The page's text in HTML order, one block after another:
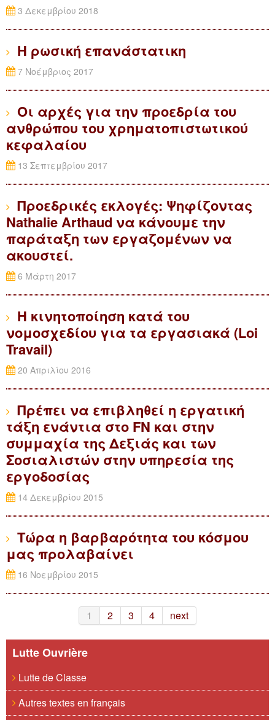
3 Δεκεμβρίου 2018
Η ρωσική επανάστατικη
7 Νοέμβριος 2017
Οι αρχές για την προεδρία του
ανθρώπου του χρηματοπιστωτικού
κεφαλαίου
13 Σεπτεμβρίου 2017
Προεδρικές εκλογές: Ψηφίζοντας
Nathalie Arthaud να κάνουμε την
παράταξη των εργαζoμένων να
ακουστεί.
6 Μάρτη 2017
Η κινητοποίηση κατά του
νομοσχεδίου για τα εργασιακά (Loi
Travail)
20 Απριλίου 2016
Πρέπει να επιβληθεί η εργατική
τάξη ενάντια στο FN και στην
συμμαχία της Δεξιάς και των
Σοσιαλιστών στην υπηρεσία της
εργοδοσίας
14 Δεκεμβρίου 2015
Τώρα η βαρβαρότητα του κόσμου
μας προλαβαίνει
16 Νοεμβρίου 2015
1 2 3 4 next
Lutte Ouvrière
Lutte de Classe
Autres textes en français